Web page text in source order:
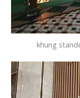
khung